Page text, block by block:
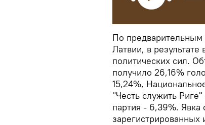
По
Латвии, в
политических сил.
получило 26,16%
15,24%,
"Честь служить
партия - 6,39%. Явка
зарегистрированных